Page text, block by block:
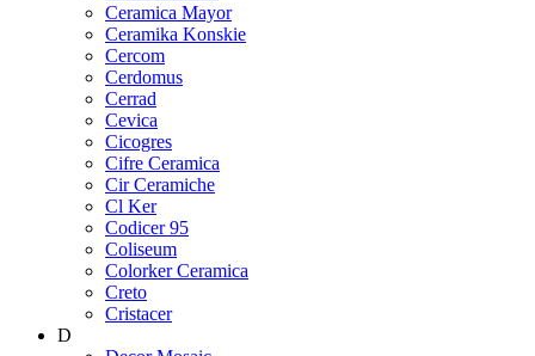
Ceramica Mayor
Ceramika Konskie
Cercom
Cerdomus
Cerrad
Cevica
Cicogres
Cifre Ceramica
Cir Ceramiche
Cl Ker
Codicer 95
Coliseum
Colorker Ceramica
Creto
Cristacer
D